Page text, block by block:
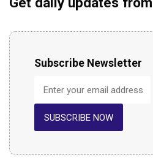
Subscribe Newsletter
SUBSCRIBE NOW